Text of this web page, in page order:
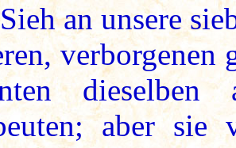
an unsere
verborgenen
aber sie